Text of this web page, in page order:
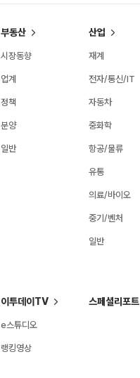
부동산
시장동향
업계
정책
분양
일반
산업
재계
전자/통신/IT
자동차
중화학
항공/물류
유통
의료/바이오
중기/벤처
일반
이투데이TV
e스튜디오
랭킹영상
스페셜리포트